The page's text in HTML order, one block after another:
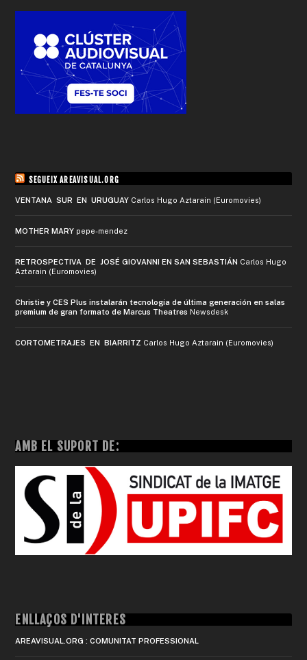
SEGUEIX AREAVISUAL.ORG
VENTANA SUR EN URUGUAY Carlos Hugo Aztarain (Euromovies)
MOTHER MARY pepe-mendez
RETROSPECTIVA DE JOSÉ GIOVANNI EN SAN SEBASTIÁN Carlos Hugo
Aztarain (Euromovies)
Christie y CES Plus instalarán tecnología de última generación en salas
premium de gran formato de Marcus Theatres Newsdesk
CORTOMETRAJES EN BIARRITZ Carlos Hugo Aztarain (Euromovies)
AMB EL SUPORT DE:
ENLLAÇOS D'INTERÈS
AREAVISUAL.ORG : COMUNITAT PROFESSIONAL